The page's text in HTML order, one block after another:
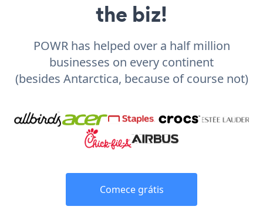
the biz!
POWR has helped over a half million
businesses on every continent
(besides Antarctica, because of course not)
Comece grátis